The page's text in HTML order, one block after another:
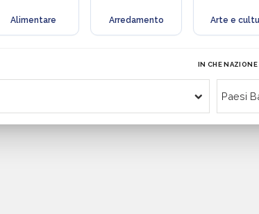
Alimentare Arredamento Arte e
IN CHE NAZIONE